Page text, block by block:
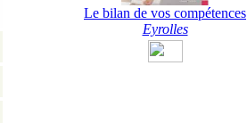
Le bilan de vos compétences
Eyrolles